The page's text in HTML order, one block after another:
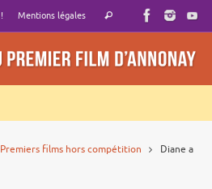
Mentions légales
Recherche
Rechercher
Premiers films hors compétition
Diane a